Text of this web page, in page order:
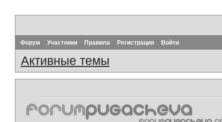
Форум Участники Правила Регистрация Войти
Активные темы